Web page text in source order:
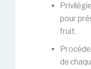
pour
fruit.
de